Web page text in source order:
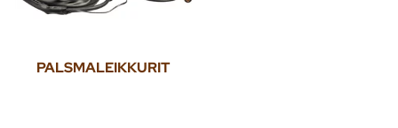
PALSMALEIKKURIT